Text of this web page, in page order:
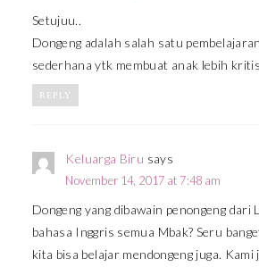
Setujuu..
Dongeng adalah salah satu
sederhana ytk membuat anak lebih
REPLY
Keluarga Biru says
November 14, 2017 at 7:48 am
Dongeng yang dibawain penongeng dari
bahasa Inggris semua Mbak? Seru
kita bisa belajar mendongeng juga. Kami